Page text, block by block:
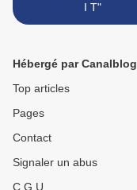
I T"
Hébergé par Canalblog
Top articles
Pages
Contact
Signaler un abus
C.G.U.